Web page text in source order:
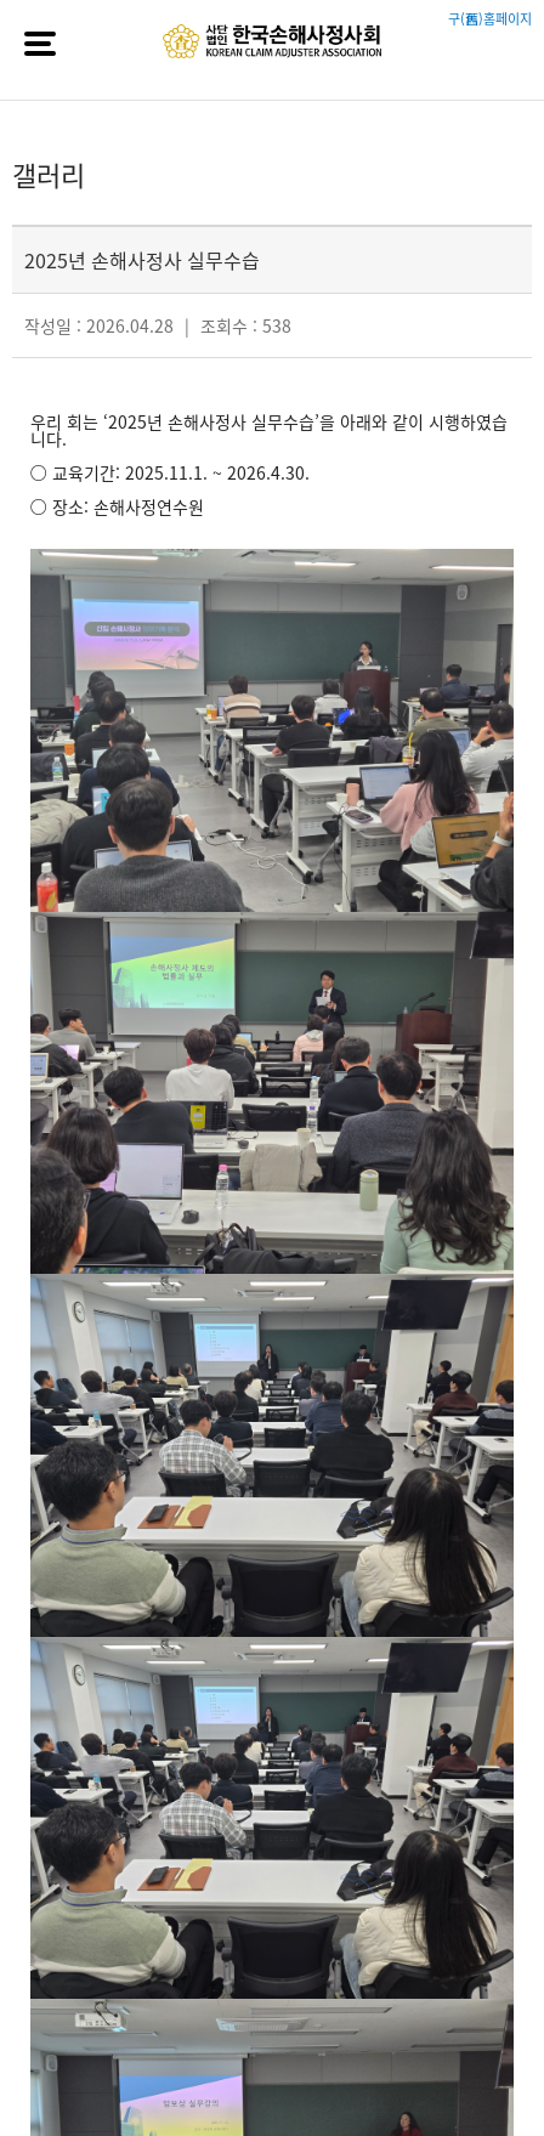
구(舊)홈페이지
갤러리
2025년 손해사정사 실무수습
작성일 : 2026.04.28 | 조회수 : 538
우리 회는 ‘2025년 손해사정사 실무수습’을 아래와 같이 시행하였습
니다.
○ 교육기간: 2025.11.1. ~ 2026.4.30.
○ 장소: 손해사정연수원